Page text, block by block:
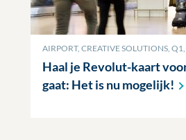
AIRPORT, CREATIVE SOLUTIONS,
Haal je Revolut-kaart
gaat: Het is nu mogelijk!